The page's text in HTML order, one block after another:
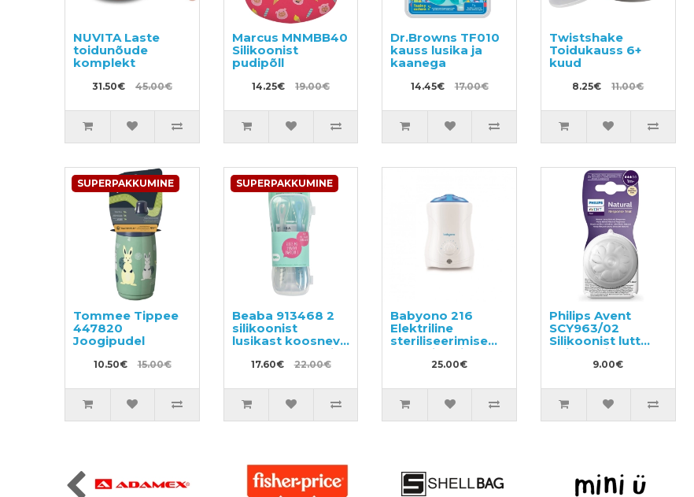
NUVITA Laste
toidunõude
komplekt
31.50€ 45.00€
Marcus MNMBB40
Silikoonist
pudipõll
14.25€ 19.00€
Dr.Browns TF010
kauss lusika ja
kaanega
14.45€ 17.00€
Twistshake
Toidukauss 6+
kuud
8.25€ 11.00€
SUPERPAKKUMINE
Tommee Tippee
447820
Joogipudel
10.50€ 15.00€
SUPERPAKKUMINE
Beaba 913468 2
silikoonist
lusikast koosnev
komplekt, karbis.
17.60€ 22.00€
Babyono 216
Elektriline
steriliseerimise
funktsiooniga
pudelisoojendaja
25.00€
Philips Avent
SCY963/02
Silikoonist lutt
lutipudelile
9.00€